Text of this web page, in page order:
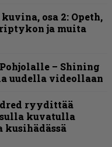
osa 2: Opeth,
ja muita
– Shining
uudella videollaan
ryydittää
kuvatulla
kusihädässä